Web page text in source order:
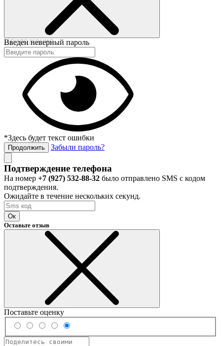
Договор-оферта
Пользовательское соглашение
Политика конфиденциальности
Приложение
Введен неверный пароль
*Здесь будет текст ошибки
Продолжить Забыли пароль?
Подтверждение телефона
На номер +7 (927) 532-88-32 было отправлено SMS с кодом
подтверждения.
Ожидайте в течение нескольких секунд.
Ок
Оставьте отзыв
Поставьте оценку